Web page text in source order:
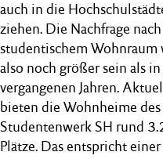
auch in die
ziehen. Die Nachfrage nach
studentischem Wohnraum
also noch größer sein als
vergangenen Jahren.
bieten die Wohnheime des
Studentenwerk SH rund
Plätze. Das entspricht einer